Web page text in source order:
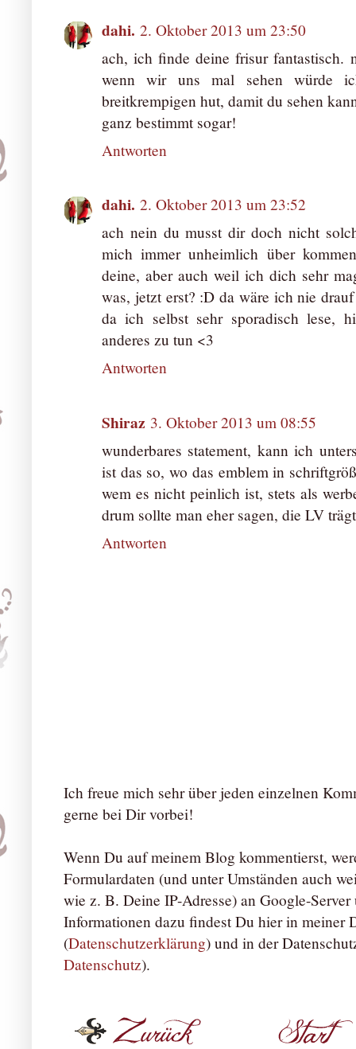
dahi. 2. Oktober 2013 um 23:50
ach, ich finde deine frisur fantastisch.
wenn wir uns mal sehen würde
breitkrempigen hut, damit du sehen
ganz bestimmt sogar!
Antworten
dahi. 2. Oktober 2013 um 23:52
ach nein du musst dir doch nicht
mich immer unheimlich über
deine, aber auch weil ich dich sehr
was, jetzt erst? :D da wäre ich nie
da ich selbst sehr sporadisch lese,
anderes zu tun <3
Antworten
Shiraz 3. Oktober 2013 um 08:55
wunderbares statement, kann ich
ist das so, wo das emblem in
wem es nicht peinlich ist, stets als
drum sollte man eher sagen, die LV
Antworten
Ich freue mich sehr über jeden einzelnen
gerne bei Dir vorbei!
Wenn Du auf meinem Blog kommentierst,
Formulardaten (und unter Umständen auch
wie z. B. Deine IP-Adresse) an Google-
Informationen dazu findest Du hier in meiner
(Datenschutzerklärung) und in der
Datenschutz).